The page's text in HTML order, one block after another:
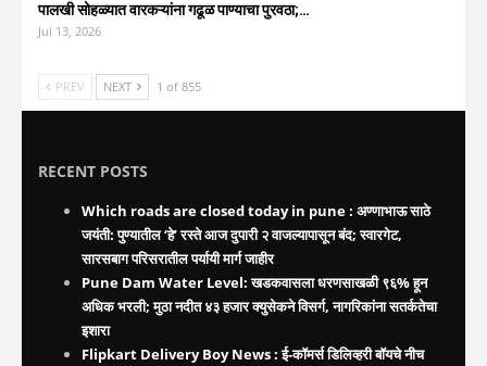
पालखी सोहळ्यात वारकऱ्यांना गढूळ पाण्याचा पुरवठा;…
Jul 13, 2026
PREV NEXT 1 of 855
RECENT POSTS
Which roads are closed today in pune : अण्णाभाऊ साठे
जयंती: पुण्यातील ‘हे’ रस्ते आज दुपारी २ वाजल्यापासून बंद; स्वारगेट,
सारसबाग परिसरातील पर्यायी मार्ग जाहीर
Pune Dam Water Level: खडकवासला धरणसाखळी ९६% हून
अधिक भरली; मुठा नदीत ४३ हजार क्युसेकने विसर्ग, नागरिकांना सतर्कतेचा
इशारा
Flipkart Delivery Boy News : ई-कॉमर्स डिलिव्हरी बॉयचे नीच